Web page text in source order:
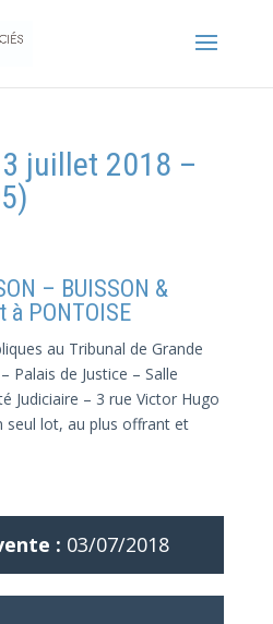
juillet 2018 –
– BUISSON &
à PONTOISE
au Tribunal de Grande
Palais de Justice – Salle
Judiciaire – 3 rue Victor Hugo
seul lot, au plus offrant et
: 03/07/2018